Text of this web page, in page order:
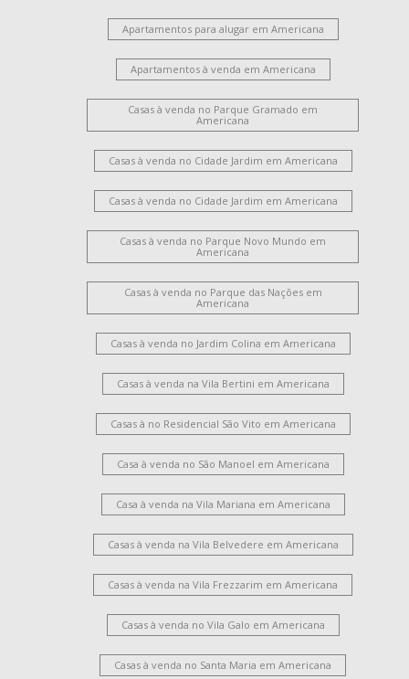
Apartamentos para alugar em Americana
Apartamentos à venda em Americana
Casas à venda no Parque Gramado em
Americana
Casas à venda no Cidade Jardim em Americana
Casas à venda no Cidade Jardim em Americana
Casas à venda no Parque Novo Mundo em
Americana
Casas à venda no Parque das Nações em
Americana
Casas à venda no Jardim Colina em Americana
Casas à venda na Vila Bertini em Americana
Casas à no Residencial São Vito em Americana
Casa à venda no São Manoel em Americana
Casa à venda na Vila Mariana em Americana
Casas à venda na Vila Belvedere em Americana
Casas à venda na Vila Frezzarim em Americana
Casas à venda no Vila Galo em Americana
Casas à venda no Santa Maria em Americana